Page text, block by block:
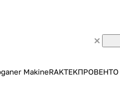
MakineRAKTEKПРОВЕНТО